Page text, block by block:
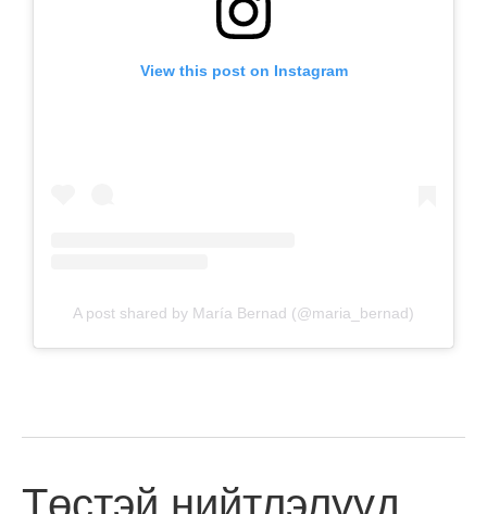
View this post on Instagram
A post shared by María Bernad (@maria_bernad)